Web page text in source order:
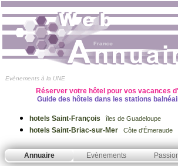
Evènements à la UNE
Réserver votre hôtel pour vos vacances
Guide des hôtels dans les stations
hotels Saint-François îles de Guadeloupe
hotels Saint-Briac-sur-Mer Côte d'Émeraude
Annuaire Evènements